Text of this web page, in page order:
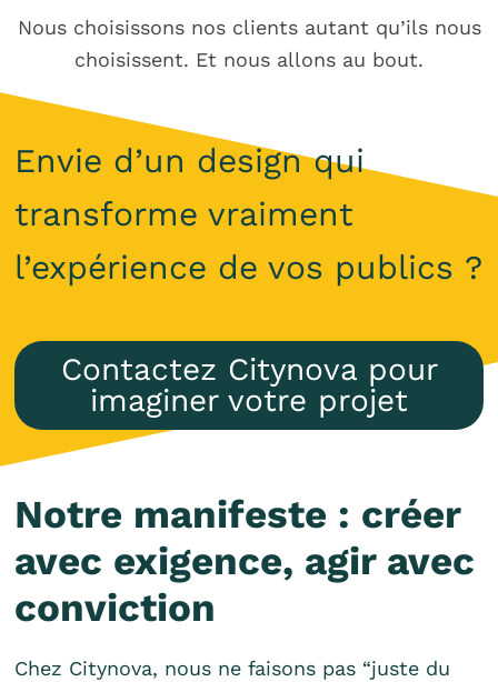
Nous choisissons nos clients autant qu’ils nous
choisissent. Et nous allons au bout.
Envie d’un design qui
transforme vraiment
l’expérience de vos publics ?
Contactez Citynova pour
imaginer votre projet
Notre manifeste : créer
avec exigence, agir avec
conviction
Chez Citynova, nous ne faisons pas “juste du